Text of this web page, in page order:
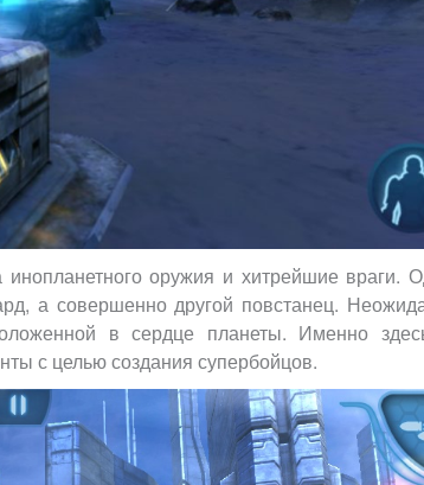
оружия и хитрейшие враги.
а совершенно другой повстанец.
в сердце планеты. Именно
с целью создания супербойцов.